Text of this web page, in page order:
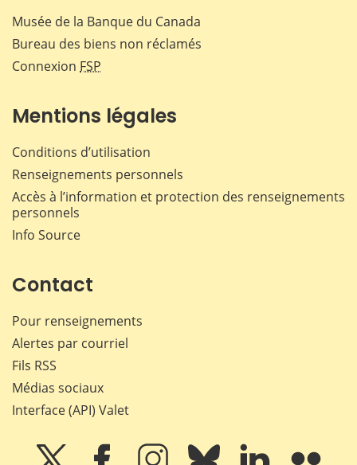
Musée de la Banque du Canada
Bureau des biens non réclamés
Connexion FSP
Mentions légales
Conditions d’utilisation
Renseignements personnels
Accès à l’information et protection des renseignements
personnels
Info Source
Contact
Pour renseignements
Alertes par courriel
Fils RSS
Médias sociaux
Interface (API) Valet